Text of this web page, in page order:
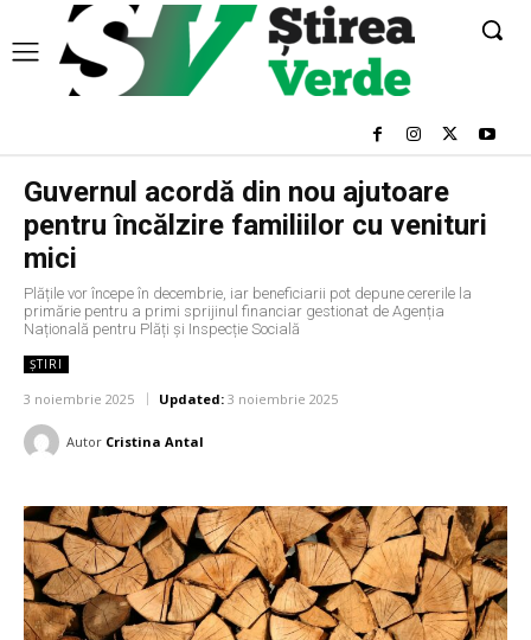
Guvernul acordă din nou ajutoare
pentru încălzire familiilor cu venituri
mici
Plățile vor începe în decembrie, iar beneficiarii pot depune cererile la
primărie pentru a primi sprijinul financiar gestionat de Agenția
Națională pentru Plăți și Inspecție Socială
ȘTIRI
3 noiembrie 2025 Updated: 3 noiembrie 2025
Autor Cristina Antal